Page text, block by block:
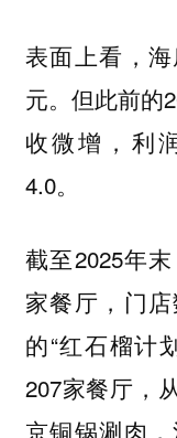
表面上看，
元。但此前的
收微增，利
4.0。
截至2025年
家餐厅，门
的“红石榴计
207家餐厅，
京铜锅涮肉